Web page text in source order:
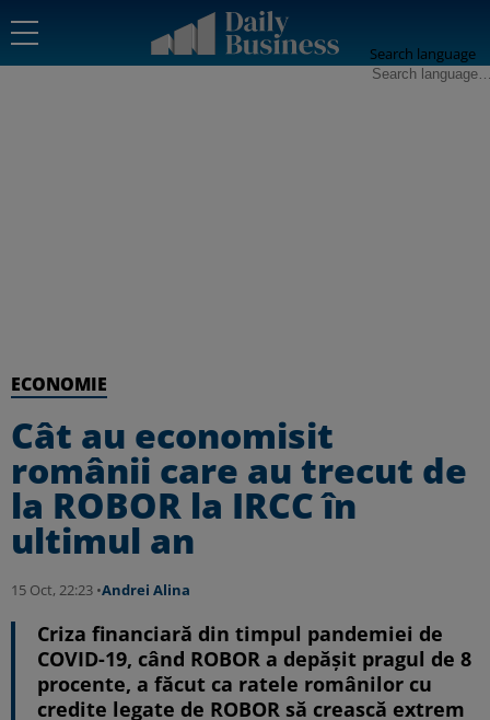
Search language
ECONOMIE
Cât au economisit
românii care au trecut de
la ROBOR la IRCC în
ultimul an
15 Oct, 22:23 •Andrei Alina
Criza financiară din timpul pandemiei de
COVID-19, când ROBOR a depășit pragul de 8
procente, a făcut ca ratele românilor cu
credite legate de ROBOR să crească extrem